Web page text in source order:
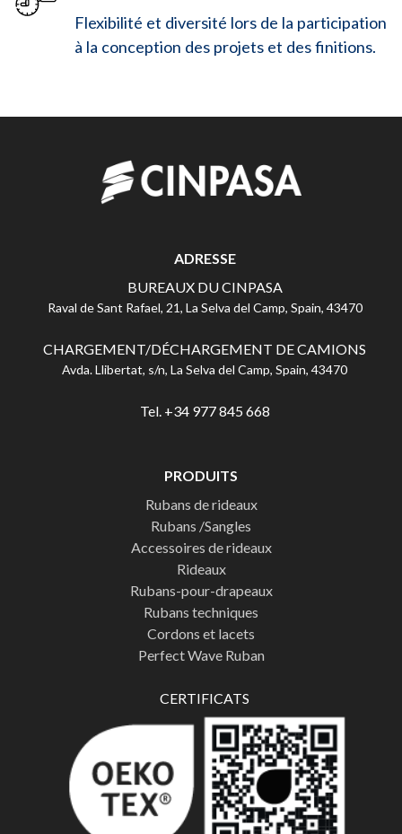
Flexibilité et diversité lors de la participation
à la conception des projets et des finitions.
ADRESSE
BUREAUX DU CINPASA
Raval de Sant Rafael, 21, La Selva del Camp, Spain, 43470
CHARGEMENT/DÉCHARGEMENT DE CAMIONS
Avda. Llibertat, s/n, La Selva del Camp, Spain, 43470
Tel. +34 977 845 668
PRODUITS
Rubans de rideaux
Rubans /Sangles
Accessoires de rideaux
Rideaux
Rubans-pour-drapeaux
Rubans techniques
Cordons et lacets
Perfect Wave Ruban
CERTIFICATS